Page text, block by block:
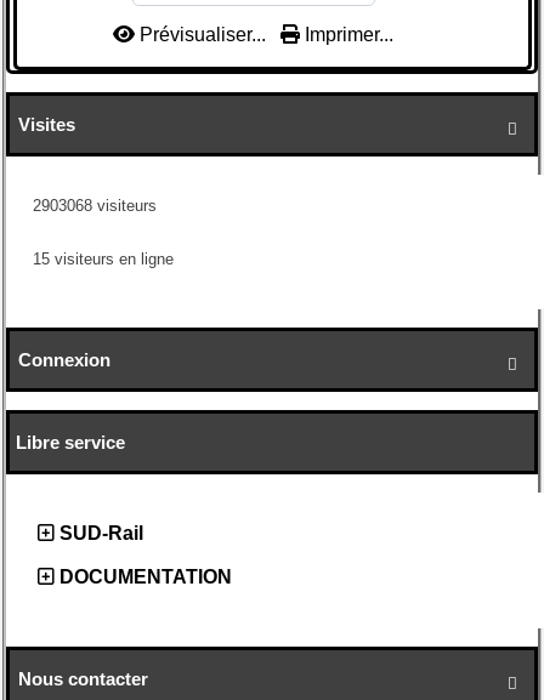

Visites
2903068 visiteurs
15 visiteurs en ligne

Connexion
Libre service
SUD-Rail
DOCUMENTATION

Nous contacter
Prévisualiser... Imprimer...